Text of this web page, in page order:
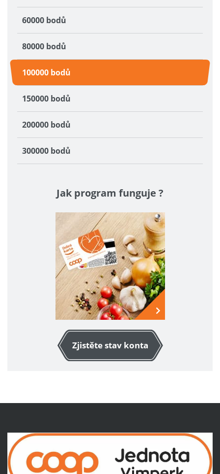
60000 bodů
80000 bodů
100000 bodů
150000 bodů
200000 bodů
300000 bodů
Jak program funguje ?
Zjistěte stav konta